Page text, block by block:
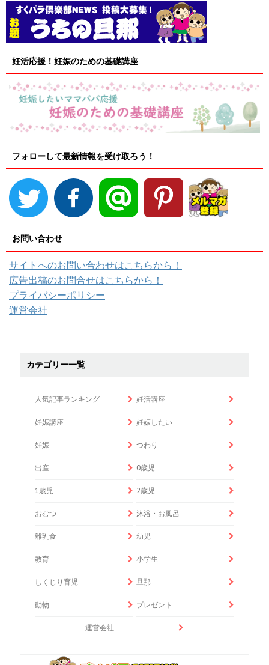
妊活応援！妊娠のための基礎講座
フォローして最新情報を受け取ろう！
お問い合わせ
サイトへのお問い合わせはこちらから！
広告出稿のお問合せはこちらから！
プライバシーポリシー
運営会社
カテゴリー一覧
人気記事ランキング 妊活講座
妊娠講座 妊娠したい
妊娠 つわり
出産 0歳児
1歳児 2歳児
おむつ 沐浴・お風呂
離乳食 幼児
教育 小学生
しくじり育児 旦那
動物 プレゼント
運営会社